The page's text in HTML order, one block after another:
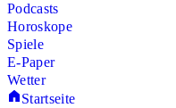
Podcasts
Horoskope
Spiele
E-Paper
Wetter
Startseite